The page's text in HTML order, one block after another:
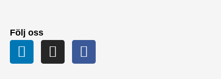
Följ oss